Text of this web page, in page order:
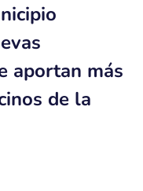
aportan más
de la